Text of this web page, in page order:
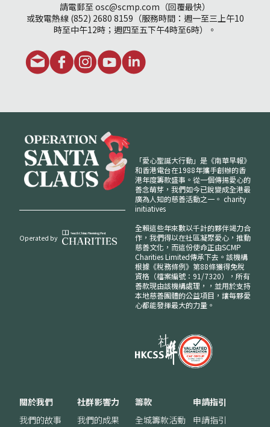
請電郵至 osc@scmp.com（回覆最快）
或致電熱線 (852) 2680 8159（服務時間：週一至三上午10
時至中午12時；週四至五下午4時至6時）。
Operated by
「愛心聖誕大行動」是《南華早報》
和香港電台在1988年攜手創辦的香
港年度籌款盛事。從一個傳揚愛心的
善念萌芽，我們如今已銳變成全港最
廣為人知的慈善活動之一。 charity
initiatives
全賴這些年來數以千計的夥伴竭力合
作，我們得以在社區凝聚愛心，推動
慈善文化，而這份使命正由SCMP
Charities Limited傳承下去。該機構
根據《稅務條例》第88條獲得免稅
資格（檔案編號：91/7320），所有
善款現由該機構處理，，並用於支持
本地慈善團體的公益項目，讓每夥愛
心都能發揮最大的力量。
關於我們
我們的故事
社群影響力
我們的成果
籌款
全城籌款活動
申請指引
申請指引